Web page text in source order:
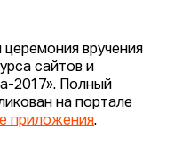
вручения
сайтов и
2017». Полный
на портале
приложения.